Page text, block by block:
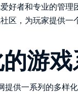
好者和专业的管理
区，为玩家提供一
游
提供一系列的多样